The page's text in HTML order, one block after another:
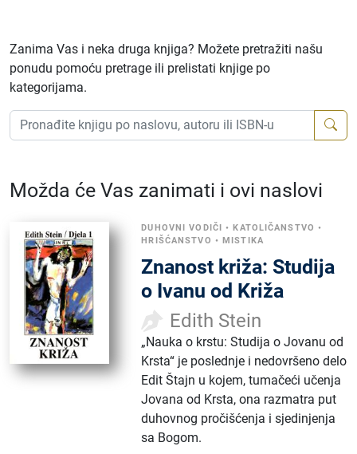
Zanima Vas i neka druga knjiga? Možete pretražiti našu
ponudu pomoću pretrage ili prelistati knjige po
kategorijama.
Možda će Vas zanimati i ovi naslovi
DUHOVNI VODIČI •KATOLIČANSTVO •
HRIŠĆANSTVO •MISTIKA
Znanost križa: Studija
o Ivanu od Križa
Edith Stein
„Nauka o krstu: Studija o Jovanu od
Krsta“ je poslednje i nedovršeno delo
Edit Štajn u kojem, tumačeći učenja
Jovana od Krsta, ona razmatra put
duhovnog pročišćenja i sjedinjenja
sa Bogom.